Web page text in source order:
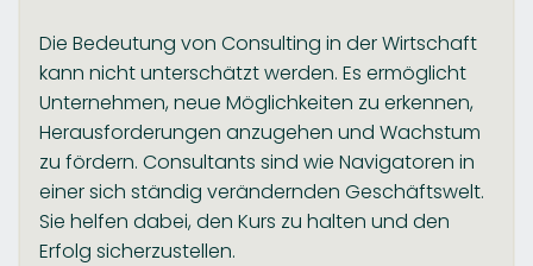
Die Bedeutung von Consulting in der Wirtschaft
kann nicht unterschätzt werden. Es ermöglicht
Unternehmen, neue Möglichkeiten zu erkennen,
Herausforderungen anzugehen und Wachstum
zu fördern. Consultants sind wie Navigatoren in
einer sich ständig verändernden Geschäftswelt.
Sie helfen dabei, den Kurs zu halten und den
Erfolg sicherzustellen.